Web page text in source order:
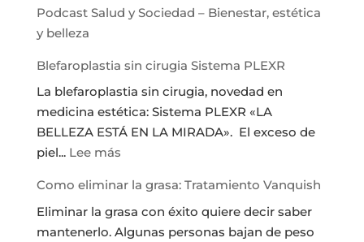
Podcast Salud y Sociedad – Bienestar, estética
y belleza
Blefaroplastia sin cirugia Sistema PLEXR
La blefaroplastia sin cirugia, novedad en
medicina estética: Sistema PLEXR «LA
BELLEZA ESTÁ EN LA MIRADA». El exceso de
piel... Lee más:
sin
cirugia
Sistema
Como eliminar la grasa: Tratamiento Vanquish
Eliminar la grasa con éxito quiere decir saber
mantenerlo. Algunas personas bajan de peso